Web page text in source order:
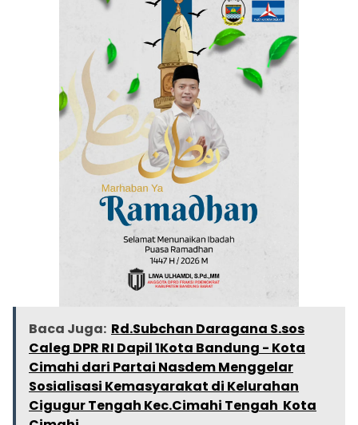
Baca Juga: Rd.Subchan Daragana S.sos
Caleg DPR RI Dapil 1Kota Bandung - Kota
Cimahi dari Partai Nasdem Menggelar
Sosialisasi Kemasyarakat di Kelurahan
Cigugur Tengah Kec.Cimahi Tengah Kota